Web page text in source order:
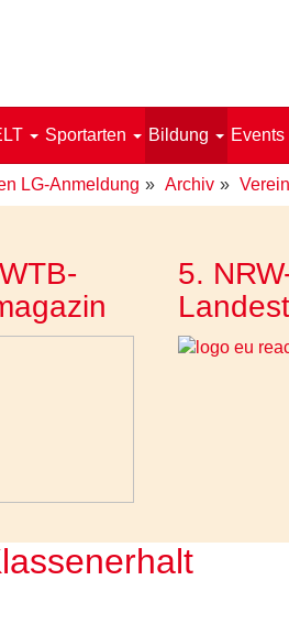
Sportarten Bildung Events
LG-Anmeldung Archiv
5.